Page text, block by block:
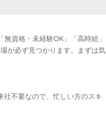
資格・未経験OK」「高時給」
が必ず見つかります。まずは気
社不要なので、忙しい方のスキ